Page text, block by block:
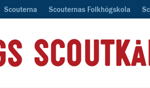
Scouterna Scouternas Folkhögskola